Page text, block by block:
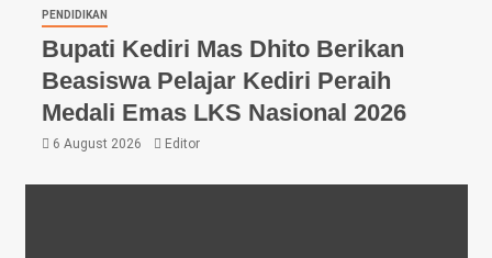
PENDIDIKAN
Bupati Kediri Mas Dhito Berikan
Beasiswa Pelajar Kediri Peraih
Medali Emas LKS Nasional 2026
6 August 2026 Editor